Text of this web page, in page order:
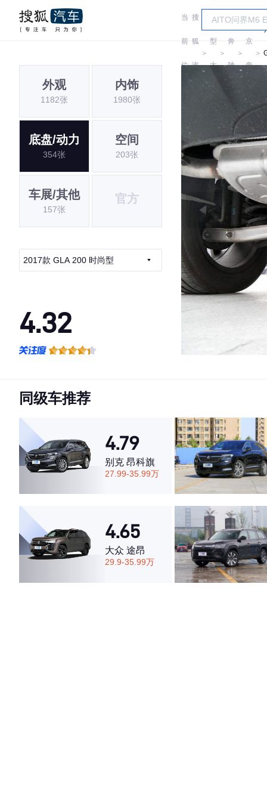
当
前
位
搜
狐
汽
＞
车
型
大
＞
奔
驰
＞
北
京
奔
＞
外观
1182张
内饰
1980张
底盘/动力
354张
空间
203张
车展/其他
157张
官方
2017款 GLA 200 时尚型
4.32
·空间表现一般，低于99%同级车
同级车推荐
4.79
别克 昂科旗
27.99-35.99万
4.65
大众 途昂
29.9-35.99万